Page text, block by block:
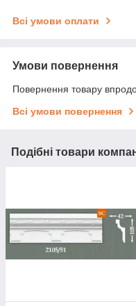
Всі умови оплати
Умови повернення
Повернення товару
Всі умови повернення
Подібні товари